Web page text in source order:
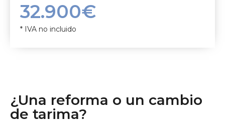
32.900€
* IVA no incluido
¿Una reforma o un cambio
de tarima?